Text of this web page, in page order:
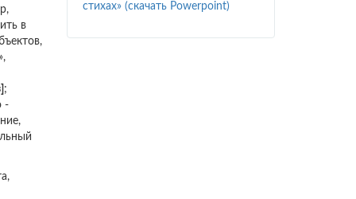
в
;
-
стихах» (скачать Powerpoint)